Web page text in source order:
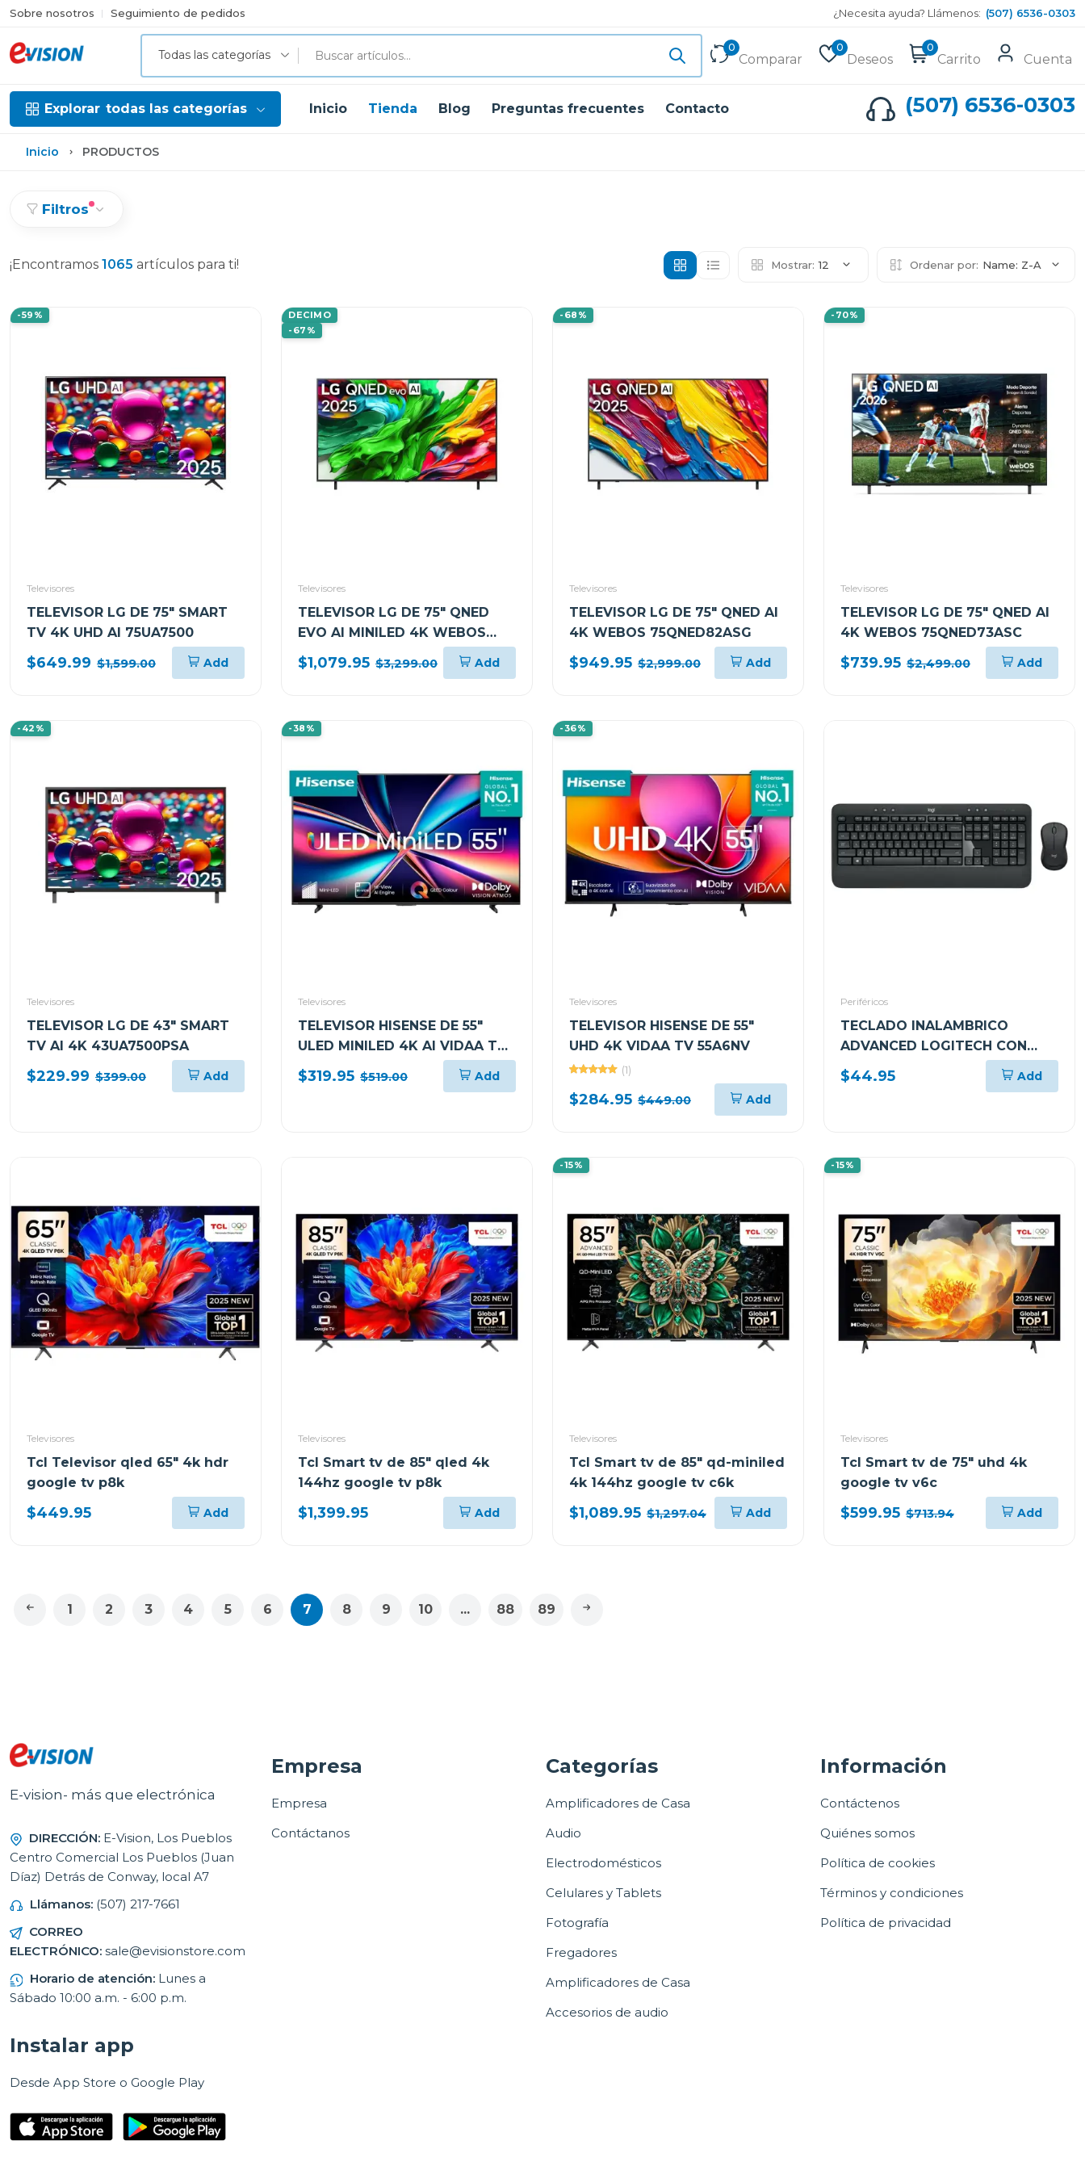
Sobre nosotros Seguimiento de pedidos ¿Necesita ayuda? Llámenos: (507) 6536-0303
Todas las categorías
0
Comparar
0
Deseos
0
Carrito Cuenta
Explorar todas las categorías Inicio Tienda Blog Preguntas frecuentes Contacto (507) 6536-0303
Inicio PRODUCTOS
Filtros
¡Encontramos 1065 artículos para ti! Mostrar: 12 Ordenar por: Name: Z-A
-59%
Televisores
TELEVISOR LG DE 75" SMART
TV 4K UHD AI 75UA7500
$649.99 $1,599.00 Add
DECIMO
-67%
Televisores
TELEVISOR LG DE 75" QNED
EVO AI MINILED 4K WEBOS
75QNED85ASG
$1,079.95 $3,299.00 Add
-68%
Televisores
TELEVISOR LG DE 75" QNED AI
4K WEBOS 75QNED82ASG
$949.95 $2,999.00 Add
-70%
Televisores
TELEVISOR LG DE 75" QNED AI
4K WEBOS 75QNED73ASC
$739.95 $2,499.00 Add
-42%
Televisores
TELEVISOR LG DE 43" SMART
TV AI 4K 43UA7500PSA
$229.99 $399.00 Add
-38%
Televisores
TELEVISOR HISENSE DE 55"
ULED MINILED 4K AI VIDAA TV
U6QV
$319.95 $519.00 Add
-36%
Televisores
TELEVISOR HISENSE DE 55"
UHD 4K VIDAA TV 55A6NV
(1)
$284.95 $449.00 Add
Periféricos
TECLADO INALAMBRICO
ADVANCED LOGITECH CON
MOUSE INALAMBRICO NEGRO
MK540
$44.95 Add
Televisores
Tcl Televisor qled 65" 4k hdr
google tv p8k
$449.95 Add
Televisores
Tcl Smart tv de 85" qled 4k
144hz google tv p8k
$1,399.95 Add
-15%
Televisores
Tcl Smart tv de 85" qd-miniled
4k 144hz google tv c6k
$1,089.95 $1,297.04 Add
-15%
Televisores
Tcl Smart tv de 75" uhd 4k
google tv v6c
$599.95 $713.94 Add
1 2 3 4 5 6 7 8 9 10 ... 88 89
E-vision- más que electrónica
DIRECCIÓN: E-Vision, Los Pueblos
Centro Comercial Los Pueblos (Juan
Díaz) Detrás de Conway, local A7
Llámanos: (507) 217-7661
CORREO
ELECTRÓNICO: sale@evisionstore.com
Horario de atención: Lunes a
Sábado 10:00 a.m. - 6:00 p.m.
Empresa
Empresa
Contáctanos
Categorías
Amplificadores de Casa
Audio
Electrodomésticos
Celulares y Tablets
Fotografía
Fregadores
Amplificadores de Casa
Accesorios de audio
Información
Contáctenos
Quiénes somos
Política de cookies
Términos y condiciones
Política de privacidad
Instalar app
Desde App Store o Google Play